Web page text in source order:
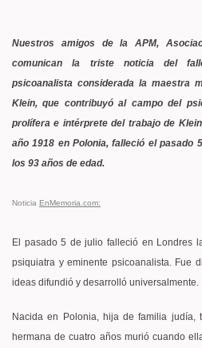
Nuestros amigos de la APM,
comunican la triste noticia del
psicoanalista considerada la maestra
Klein, que contribuyó al campo del
prolífera e intérprete del trabajo de
año 1918 en Polonia, falleció el pasado
los 93 años de edad.
Noticia EnMemoria.com:
El pasado 5 de julio falleció en Londres
psiquiatra y eminente psicoanalista. Fue
ideas difundió y desarrolló universalmente.
Nacida en Polonia, hija de familia judía,
hermana de cuatro años murió cuando